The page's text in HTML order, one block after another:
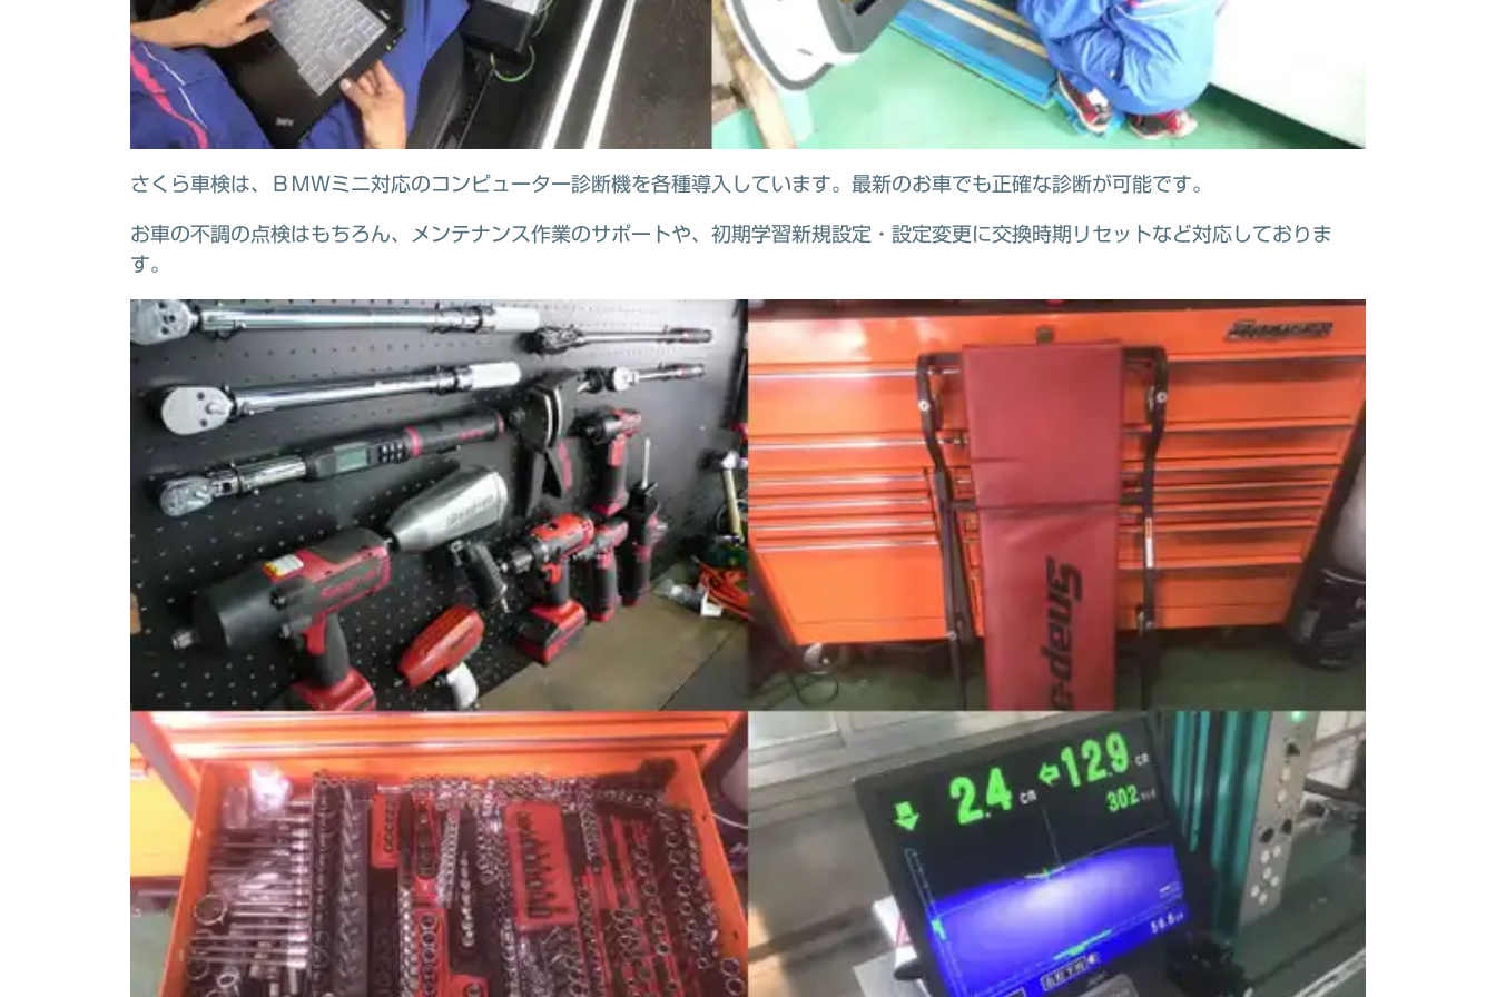
さくら車検は、ＢＭＷミニ対応のコンピューター診断機を各種導入しています。最新のお車でも正確な診断が可能です。
お車の不調の点検はもちろん、メンテナンス作業のサポートや、初期学習新規設定・設定変更に交換時期リセットなど対応しておりま
す。